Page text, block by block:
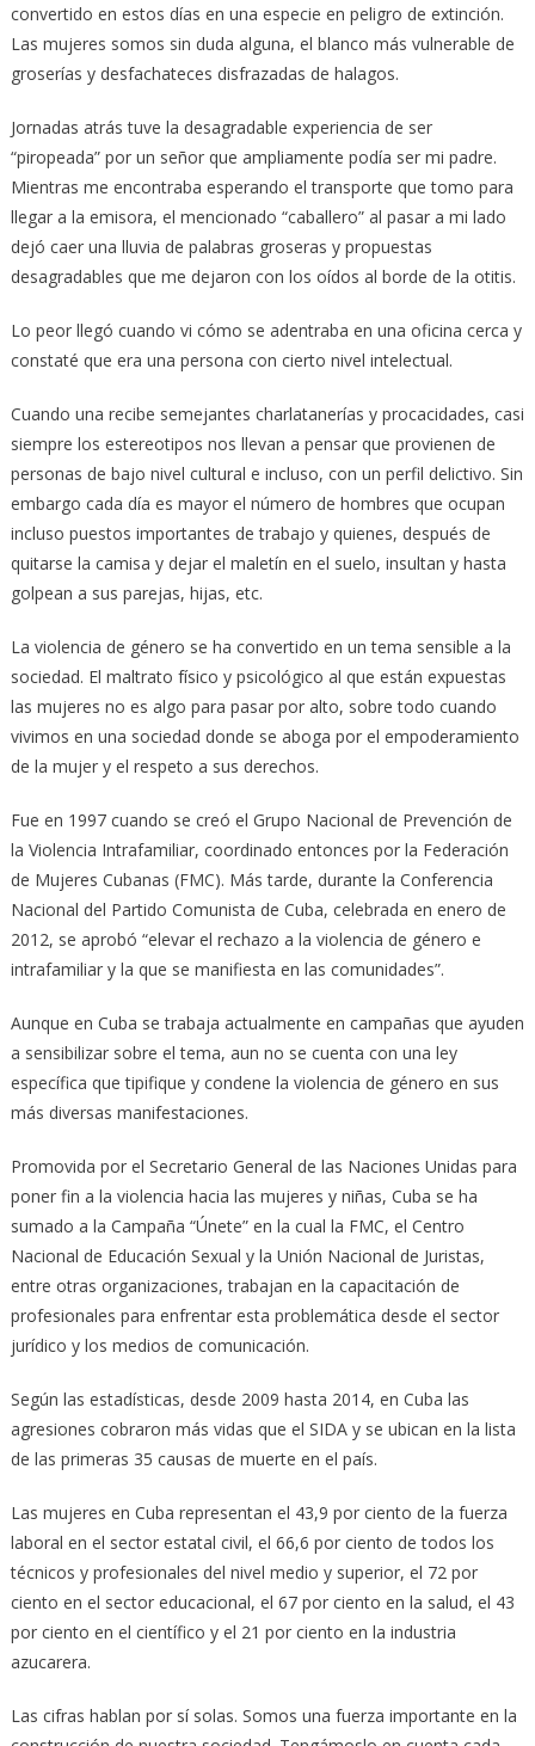
convertido en estos días en una especie en peligro de extinción.
Las mujeres somos sin duda alguna, el blanco más vulnerable de
groserías y desfachateces disfrazadas de halagos.
Jornadas atrás tuve la desagradable experiencia de ser
“piropeada” por un señor que ampliamente podía ser mi padre.
Mientras me encontraba esperando el transporte que tomo para
llegar a la emisora, el mencionado “caballero” al pasar a mi lado
dejó caer una lluvia de palabras groseras y propuestas
desagradables que me dejaron con los oídos al borde de la otitis.
Lo peor llegó cuando vi cómo se adentraba en una oficina cerca y
constaté que era una persona con cierto nivel intelectual.
Cuando una recibe semejantes charlatanerías y procacidades, casi
siempre los estereotipos nos llevan a pensar que provienen de
personas de bajo nivel cultural e incluso, con un perfil delictivo. Sin
embargo cada día es mayor el número de hombres que ocupan
incluso puestos importantes de trabajo y quienes, después de
quitarse la camisa y dejar el maletín en el suelo, insultan y hasta
golpean a sus parejas, hijas, etc.
La violencia de género se ha convertido en un tema sensible a la
sociedad. El maltrato físico y psicológico al que están expuestas
las mujeres no es algo para pasar por alto, sobre todo cuando
vivimos en una sociedad donde se aboga por el empoderamiento
de la mujer y el respeto a sus derechos.
Fue en 1997 cuando se creó el Grupo Nacional de Prevención de
la Violencia Intrafamiliar, coordinado entonces por la Federación
de Mujeres Cubanas (FMC). Más tarde, durante la Conferencia
Nacional del Partido Comunista de Cuba, celebrada en enero de
2012, se aprobó “elevar el rechazo a la violencia de género e
intrafamiliar y la que se manifiesta en las comunidades”.
Aunque en Cuba se trabaja actualmente en campañas que ayuden
a sensibilizar sobre el tema, aun no se cuenta con una ley
específica que tipifique y condene la violencia de género en sus
más diversas manifestaciones.
Promovida por el Secretario General de las Naciones Unidas para
poner fin a la violencia hacia las mujeres y niñas, Cuba se ha
sumado a la Campaña “Únete” en la cual la FMC, el Centro
Nacional de Educación Sexual y la Unión Nacional de Juristas,
entre otras organizaciones, trabajan en la capacitación de
profesionales para enfrentar esta problemática desde el sector
jurídico y los medios de comunicación.
Según las estadísticas, desde 2009 hasta 2014, en Cuba las
agresiones cobraron más vidas que el SIDA y se ubican en la lista
de las primeras 35 causas de muerte en el país.
Las mujeres en Cuba representan el 43,9 por ciento de la fuerza
laboral en el sector estatal civil, el 66,6 por ciento de todos los
técnicos y profesionales del nivel medio y superior, el 72 por
ciento en el sector educacional, el 67 por ciento en la salud, el 43
por ciento en el científico y el 21 por ciento en la industria
azucarera.
Las cifras hablan por sí solas. Somos una fuerza importante en la